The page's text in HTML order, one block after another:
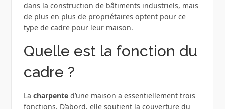
dans la construction de bâtiments industriels, mais
de plus en plus de propriétaires optent pour ce
type de cadre pour leur maison.
Quelle est la fonction du
cadre ?
La charpented’une maison a essentiellement trois
fonctions. D’abord, elle soutient la couverture du